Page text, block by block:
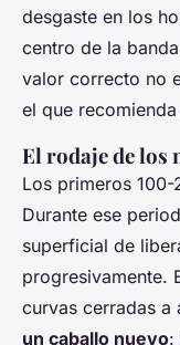
desgaste en los
centro de la
valor correcto no
el que
El rodaje de los
Los primeros
Durante ese
superficial de
progresivamente.
curvas cerradas a
un caballo nuevo: